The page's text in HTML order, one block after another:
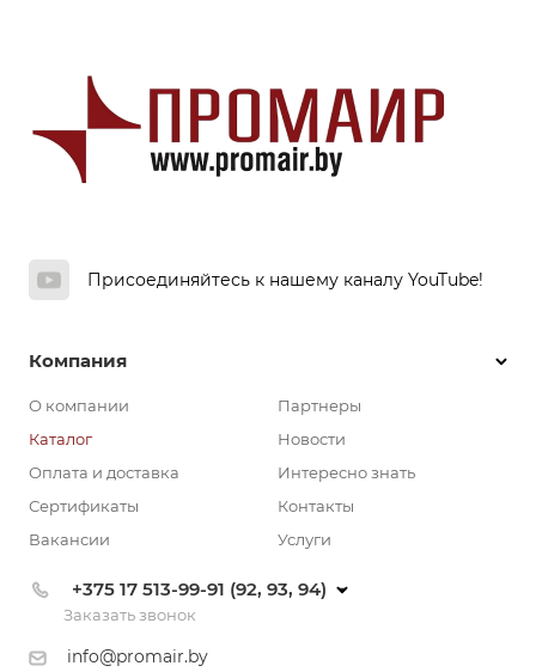
Присоединяйтесь к нашему каналу YouTube!
Компания
О компании
Каталог
Оплата и доставка
Сертификаты
Вакансии
Партнеры
Новости
Интересно знать
Контакты
Услуги
+375 17 513-99-91 (92, 93, 94)
Заказать звонок
info@promair.by